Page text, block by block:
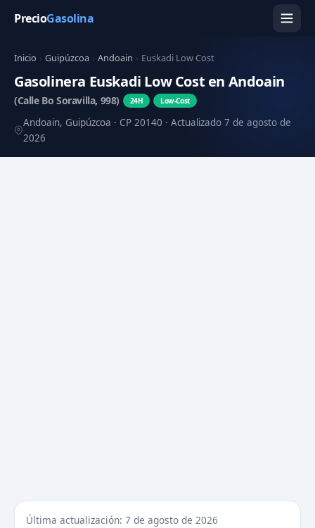
PrecioGasolina
Inicio › Guipúzcoa › Andoain › Euskadi Low Cost
Gasolinera Euskadi Low Cost en Andoain
(Calle Bo Soravilla, 998) 24H Low-Cost
Andoain, Guipúzcoa · CP 20140 · Actualizado 7 de agosto de
2026
Última actualización: 7 de agosto de 2026